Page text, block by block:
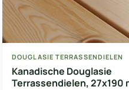
DOUGLASIE TERRASSENDIELEN
Kanadische Douglasie
Terrassendielen, 27x190